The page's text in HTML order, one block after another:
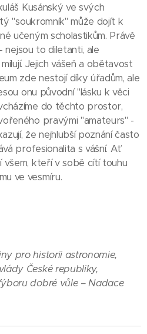
Kusánský ve svých
"soukromník" může dojít k
učeným scholastikům. Právě
nejsou to diletanti, ale
Jejich vášeň a obětavost
zde nestojí díky úřadům, ale
onu původní "lásku k věci
do těchto prostor,
pravými "amateurs" -
že nejhlubší poznání často
profesionalita s vášní. Ať
všem, kteří v sobě cítí touhu
ve vesmíru.
pro historii astronomie,
České republiky,
dobré vůle – Nadace